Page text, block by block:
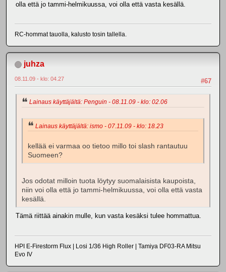
olla että jo tammi-helmikuussa, voi olla että vasta kesällä.
RC-hommat tauolla, kalusto tosin tallella.
juhza
#67
08.11.09 - klo: 04.27
Lainaus käyttäjältä: Penguin - 08.11.09 - klo: 02.06
Lainaus käyttäjältä: ismo - 07.11.09 - klo: 18.23
kellää ei varmaa oo tietoo millo toi slash rantautuu
Suomeen?
Jos odotat milloin tuota löytyy suomalaisista kaupoista,
niin voi olla että jo tammi-helmikuussa, voi olla että vasta
kesällä.
Tämä riittää ainakin mulle, kun vasta kesäksi tulee hommattua.
HPI E-Firestorm Flux | Losi 1/36 High Roller | Tamiya DF03-RA Mitsu
Evo IV